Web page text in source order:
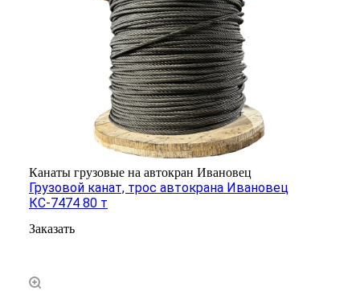
Канаты грузовые на автокран Ивановец
Грузовой канат, трос автокрана Ивановец
КС-7474 80 т
Заказать